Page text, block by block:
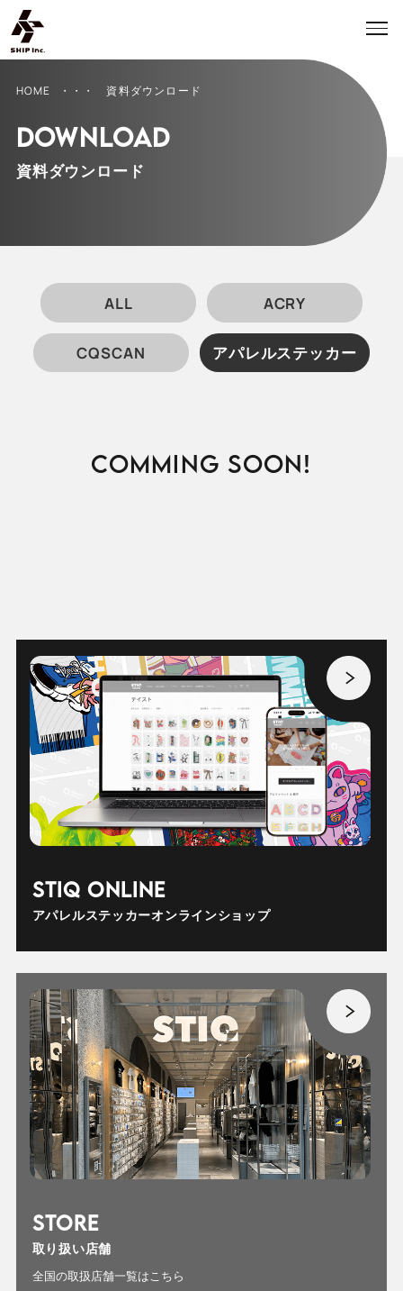
HOME ・・・ 資料ダウンロード
DOWNLOAD
資料ダウンロード
ALL ACRY
CQSCAN アパレルステッカー
COMMING SOON!
STIQ ONLINE
アパレルステッカーオンラインショップ
STORE
取り扱い店舗
全国の取扱店舗一覧はこちら